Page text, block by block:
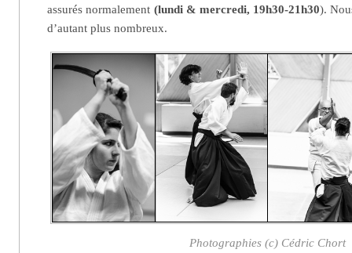
assurés normalement (lundi & mercredi, 19h30-21h30).
d’autant plus nombreux.
Photographies (c) Cédric Chort